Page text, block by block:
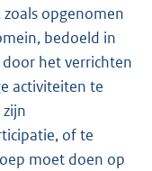
opgenomen
bedoeld in
het verrichten
activiteiten te
of te
moet doen op